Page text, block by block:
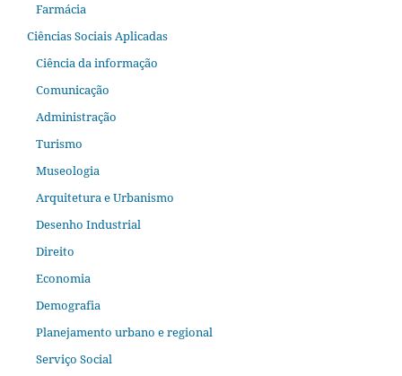
Farmácia
Ciências Sociais Aplicadas
Ciência da informação
Comunicação
Administração
Turismo
Museologia
Arquitetura e Urbanismo
Desenho Industrial
Direito
Economia
Demografia
Planejamento urbano e regional
Serviço Social